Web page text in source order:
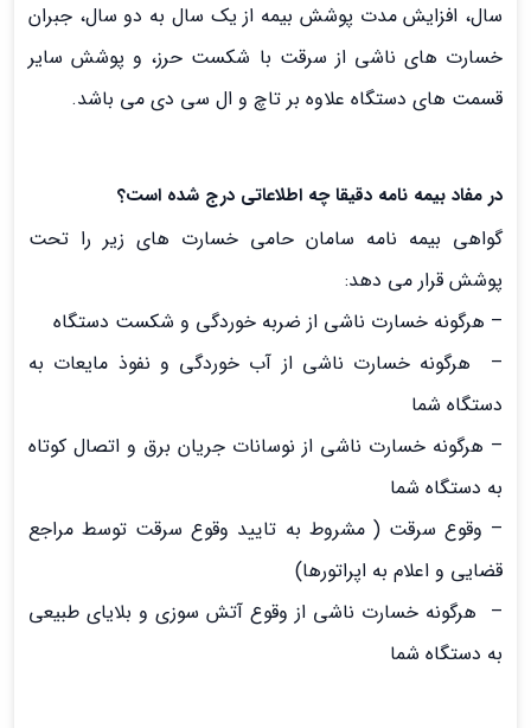
سال، افزایش مدت پوشش بیمه از یک سال به دو سال، جبران
خسارت های ناشی از سرقت با شکست حرز، و پوشش سایر
قسمت های دستگاه علاوه بر تاچ و ال سی دی می باشد.
در مفاد بیمه نامه دقیقا چه اطلاعاتی درج شده است؟
گواهی بیمه نامه سامان حامی خسارت های زیر را تحت
پوشش قرار می دهد:
– هرگونه خسارت ناشی از ضربه خوردگی و شکست دستگاه
– هرگونه خسارت ناشی از آب خوردگی و نفوذ مایعات به
دستگاه شما
– هرگونه خسارت ناشی از نوسانات جریان برق و اتصال کوتاه
به دستگاه شما
– وقوع سرقت ( مشروط به تایید وقوع سرقت توسط مراجع
قضایی و اعلام به اپراتورها)
– هرگونه خسارت ناشی از وقوع آتش سوزی و بلایای طبیعی
به دستگاه شما